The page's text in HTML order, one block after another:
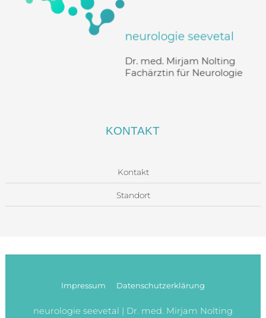
KONTAKT
Kontakt
Standort
Impressum Datenschutzerklärung
neurologie seevetal | Dr. med. Mirjam Nolting